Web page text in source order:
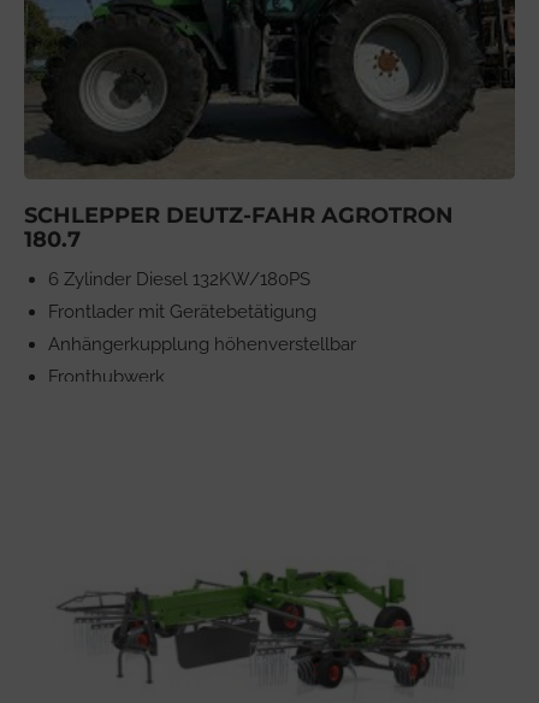
SCHLEPPER DEUTZ-FAHR AGROTRON
180.7
6 Zylinder Diesel 132KW/180PS
Frontlader mit Gerätebetätigung
Anhängerkupplung höhenverstellbar
Fronthubwerk